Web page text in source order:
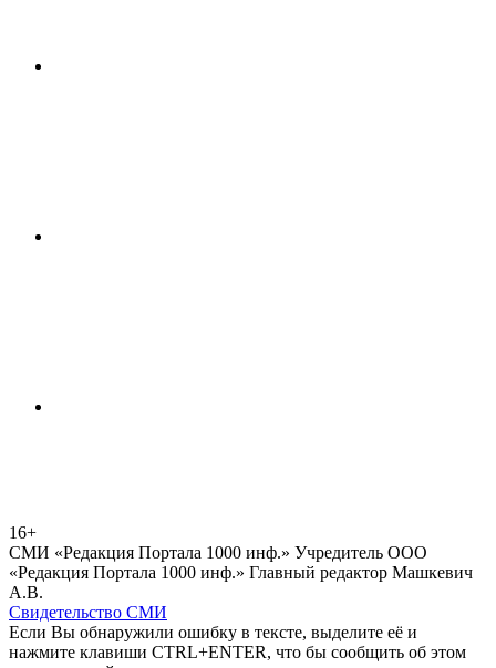
16+
СМИ «Редакция Портала 1000 инф.» Учредитель ООО
«Редакция Портала 1000 инф.» Главный редактор Машкевич
А.В.
Свидетельство СМИ
Если Вы обнаружили ошибку в тексте, выделите её и
нажмите клавиши CTRL+ENTER, что бы сообщить об этом